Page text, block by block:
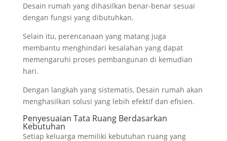
Desain rumah yang dihasilkan benar-benar sesuai
dengan fungsi yang dibutuhkan.
Selain itu, perencanaan yang matang juga
membantu menghindari kesalahan yang dapat
memengaruhi proses pembangunan di kemudian
hari.
Dengan langkah yang sistematis, Desain rumah akan
menghasilkan solusi yang lebih efektif dan efisien.
Penyesuaian Tata Ruang Berdasarkan
Kebutuhan
Setiap keluarga memiliki kebutuhan ruang yang